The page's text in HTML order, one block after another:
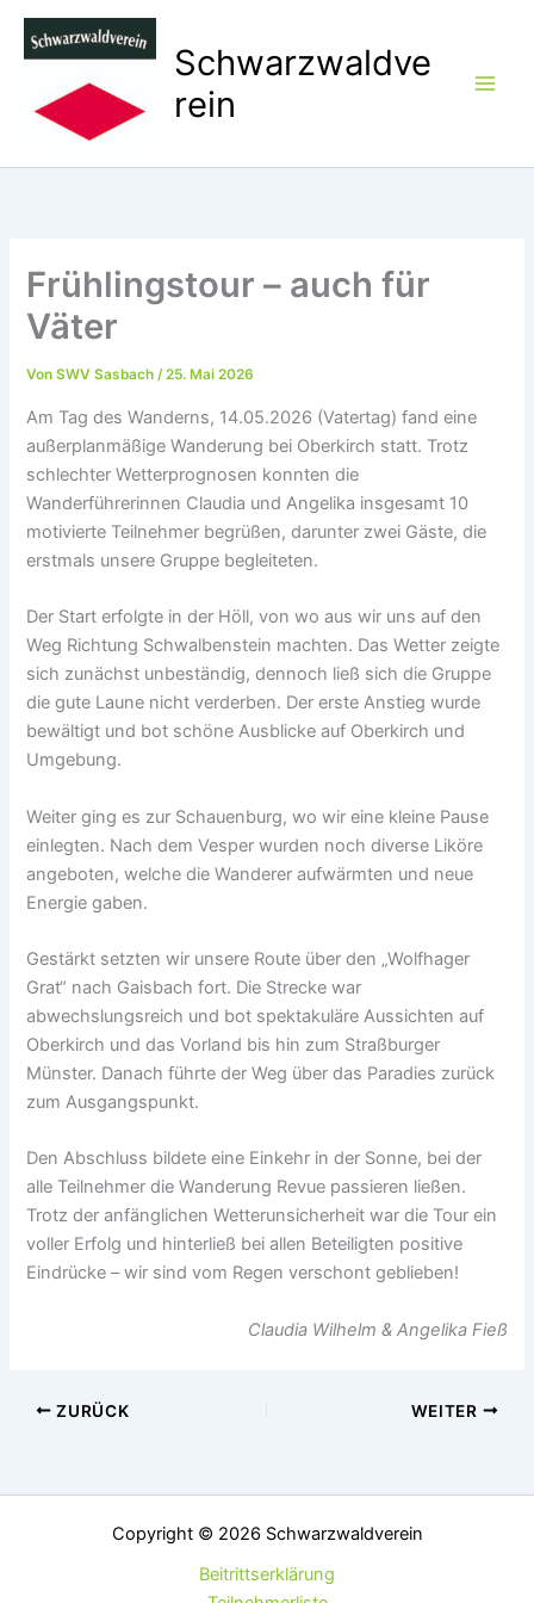
Zum
Inhalt
Schwarzwaldve
rein
Frühlingstour – auch für
Väter
VonSWV Sasbach/25. Mai 2026
Am Tag des Wanderns, 14.05.2026 (Vatertag) fand eine
außerplanmäßige Wanderung bei Oberkirch statt. Trotz
schlechter Wetterprognosen konnten die
Wanderführerinnen Claudia und Angelika insgesamt 10
motivierte Teilnehmer begrüßen, darunter zwei Gäste, die
erstmals unsere Gruppe begleiteten.
Der Start erfolgte in der Höll, von wo aus wir uns auf den
Weg Richtung Schwalbenstein machten. Das Wetter zeigte
sich zunächst unbeständig, dennoch ließ sich die Gruppe
die gute Laune nicht verderben. Der erste Anstieg wurde
bewältigt und bot schöne Ausblicke auf Oberkirch und
Umgebung.
Weiter ging es zur Schauenburg, wo wir eine kleine Pause
einlegten. Nach dem Vesper wurden noch diverse Liköre
angeboten, welche die Wanderer aufwärmten und neue
Energie gaben.
Gestärkt setzten wir unsere Route über den „Wolfhager
Grat“ nach Gaisbach fort. Die Strecke war
abwechslungsreich und bot spektakuläre Aussichten auf
Oberkirch und das Vorland bis hin zum Straßburger
Münster. Danach führte der Weg über das Paradies zurück
zum Ausgangspunkt.
Den Abschluss bildete eine Einkehr in der Sonne, bei der
alle Teilnehmer die Wanderung Revue passieren ließen.
Trotz der anfänglichen Wetterunsicherheit war die Tour ein
voller Erfolg und hinterließ bei allen Beteiligten positive
Eindrücke – wir sind vom Regen verschont geblieben!
Claudia Wilhelm & Angelika Fieß
ZURÜCK WEITER
Copyright © 2026 Schwarzwaldverein
Beitrittserklärung